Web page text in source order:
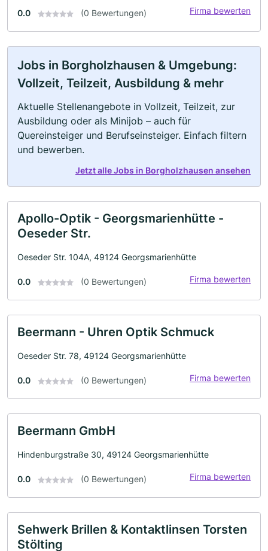
0.0 (0 Bewertungen) Firma bewerten
Jobs in Borgholzhausen & Umgebung:
Vollzeit, Teilzeit, Ausbildung & mehr
Aktuelle Stellenangebote in Vollzeit, Teilzeit, zur
Ausbildung oder als Minijob – auch für
Quereinsteiger und Berufseinsteiger. Einfach filtern
und bewerben.
Jetzt alle Jobs in Borgholzhausen ansehen
Apollo-Optik - Georgsmarienhütte -
Oeseder Str.
Oeseder Str. 104A, 49124 Georgsmarienhütte
0.0 (0 Bewertungen) Firma bewerten
Beermann - Uhren Optik Schmuck
Oeseder Str. 78, 49124 Georgsmarienhütte
0.0 (0 Bewertungen) Firma bewerten
Beermann GmbH
Hindenburgstraße 30, 49124 Georgsmarienhütte
0.0 (0 Bewertungen) Firma bewerten
Sehwerk Brillen & Kontaktlinsen Torsten
Stölting